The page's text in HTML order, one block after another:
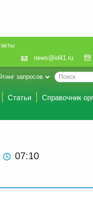
news@id41.ru
запросов
Статьи
Справочник
07:10